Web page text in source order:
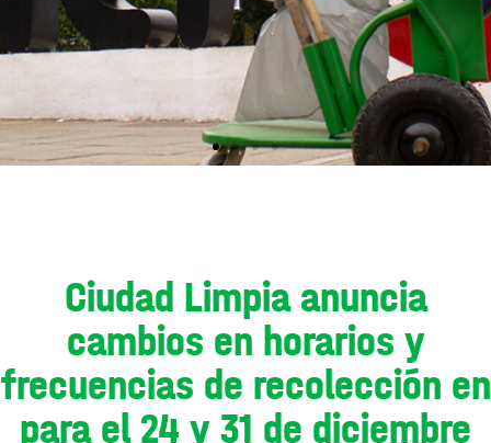
Ciudad Limpia anuncia
cambios en horarios y
frecuencias de recolección en
para el 24 y 31 de diciembre